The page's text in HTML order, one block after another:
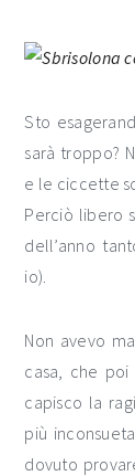
Sto
sarà troppo?
e le ciccette
Perciò libero
dell’anno
io).
Non avevo
casa, che
capisco la
più
dovuto